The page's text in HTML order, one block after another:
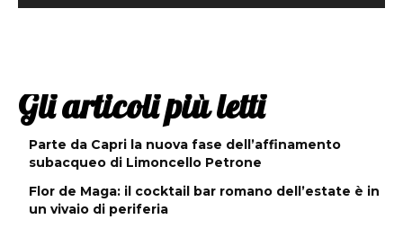
Gli articoli più letti
Parte da Capri la nuova fase dell’affinamento
subacqueo di Limoncello Petrone
Flor de Maga: il cocktail bar romano dell’estate è in
un vivaio di periferia